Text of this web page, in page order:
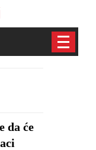
da će